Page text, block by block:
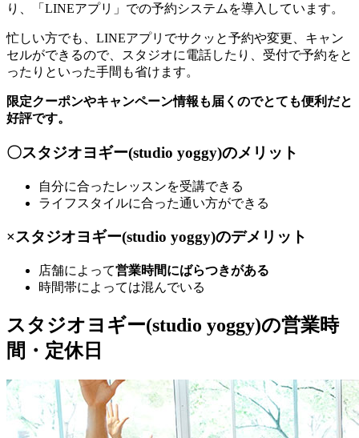
り、
「LINEアプリ」での予約システム を導入しています。
忙しい方でも、LINEアプリでサクッと予約や変更、キャン
セルができるので、スタジオに電話したり、受付で予約をと
ったりといった手間も省けます。
限定クーポンやキャンペーン情報も届くのでとても便利だと
好評です。
〇スタジオヨギー(studio yoggy)のメリット
自分に合ったレッスンを受講できる
ライフスタイルに合った通い方ができる
×スタジオヨギー(studio yoggy)のデメリット
店舗によって営業時間にばらつきがある
時間帯によっては混んでいる
スタジオヨギー(studio yoggy)の営業時
間・定休日